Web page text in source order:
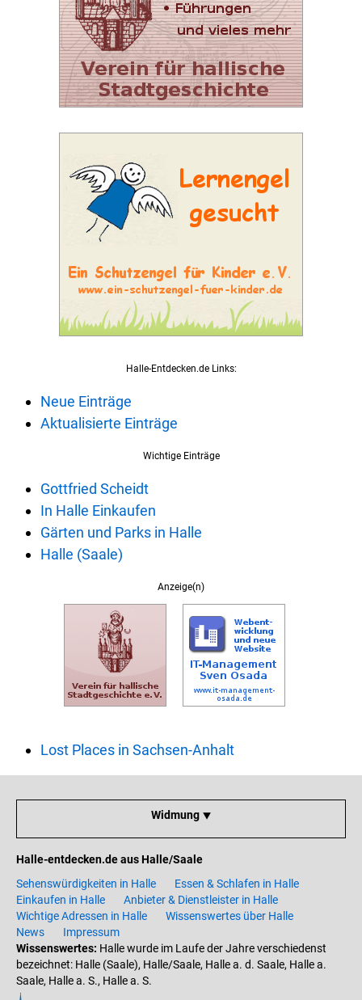
Halle-Entdecken.de Links:
Neue Einträge
Aktualisierte Einträge
Wichtige Einträge
Gottfried Scheidt
In Halle Einkaufen
Gärten und Parks in Halle
Halle (Saale)
Anzeige(n)
Lost Places in Sachsen-Anhalt
Widmung ⯆
Halle-entdecken.de aus Halle/Saale
Sehenswürdigkeiten in Halle
Essen & Schlafen in Halle
Einkaufen in Halle
Anbieter & Dienstleister in Halle
Wichtige Adressen in Halle
Wissenswertes über Halle
News
Impressum
Wissenswertes: Halle wurde im Laufe der Jahre verschiedenst
bezeichnet: Halle (Saale), Halle/Saale, Halle a. d. Saale, Halle a.
Saale, Halle a. S., Halle a. S.